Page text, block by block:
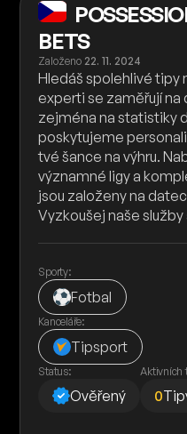
BETS
Založeno 22. 11. 2024
Hledáš spolehlivé tipy
experti se zaměřují na
zejména na statistiky
poskytujeme
tvé šance na výhru.
významné ligy a
jsou založeny na
Vyzkoušej naše
Sporty:
Fotbal
Kanceláře:
Tipsport
Status:
Ověřený
Aktivních
0